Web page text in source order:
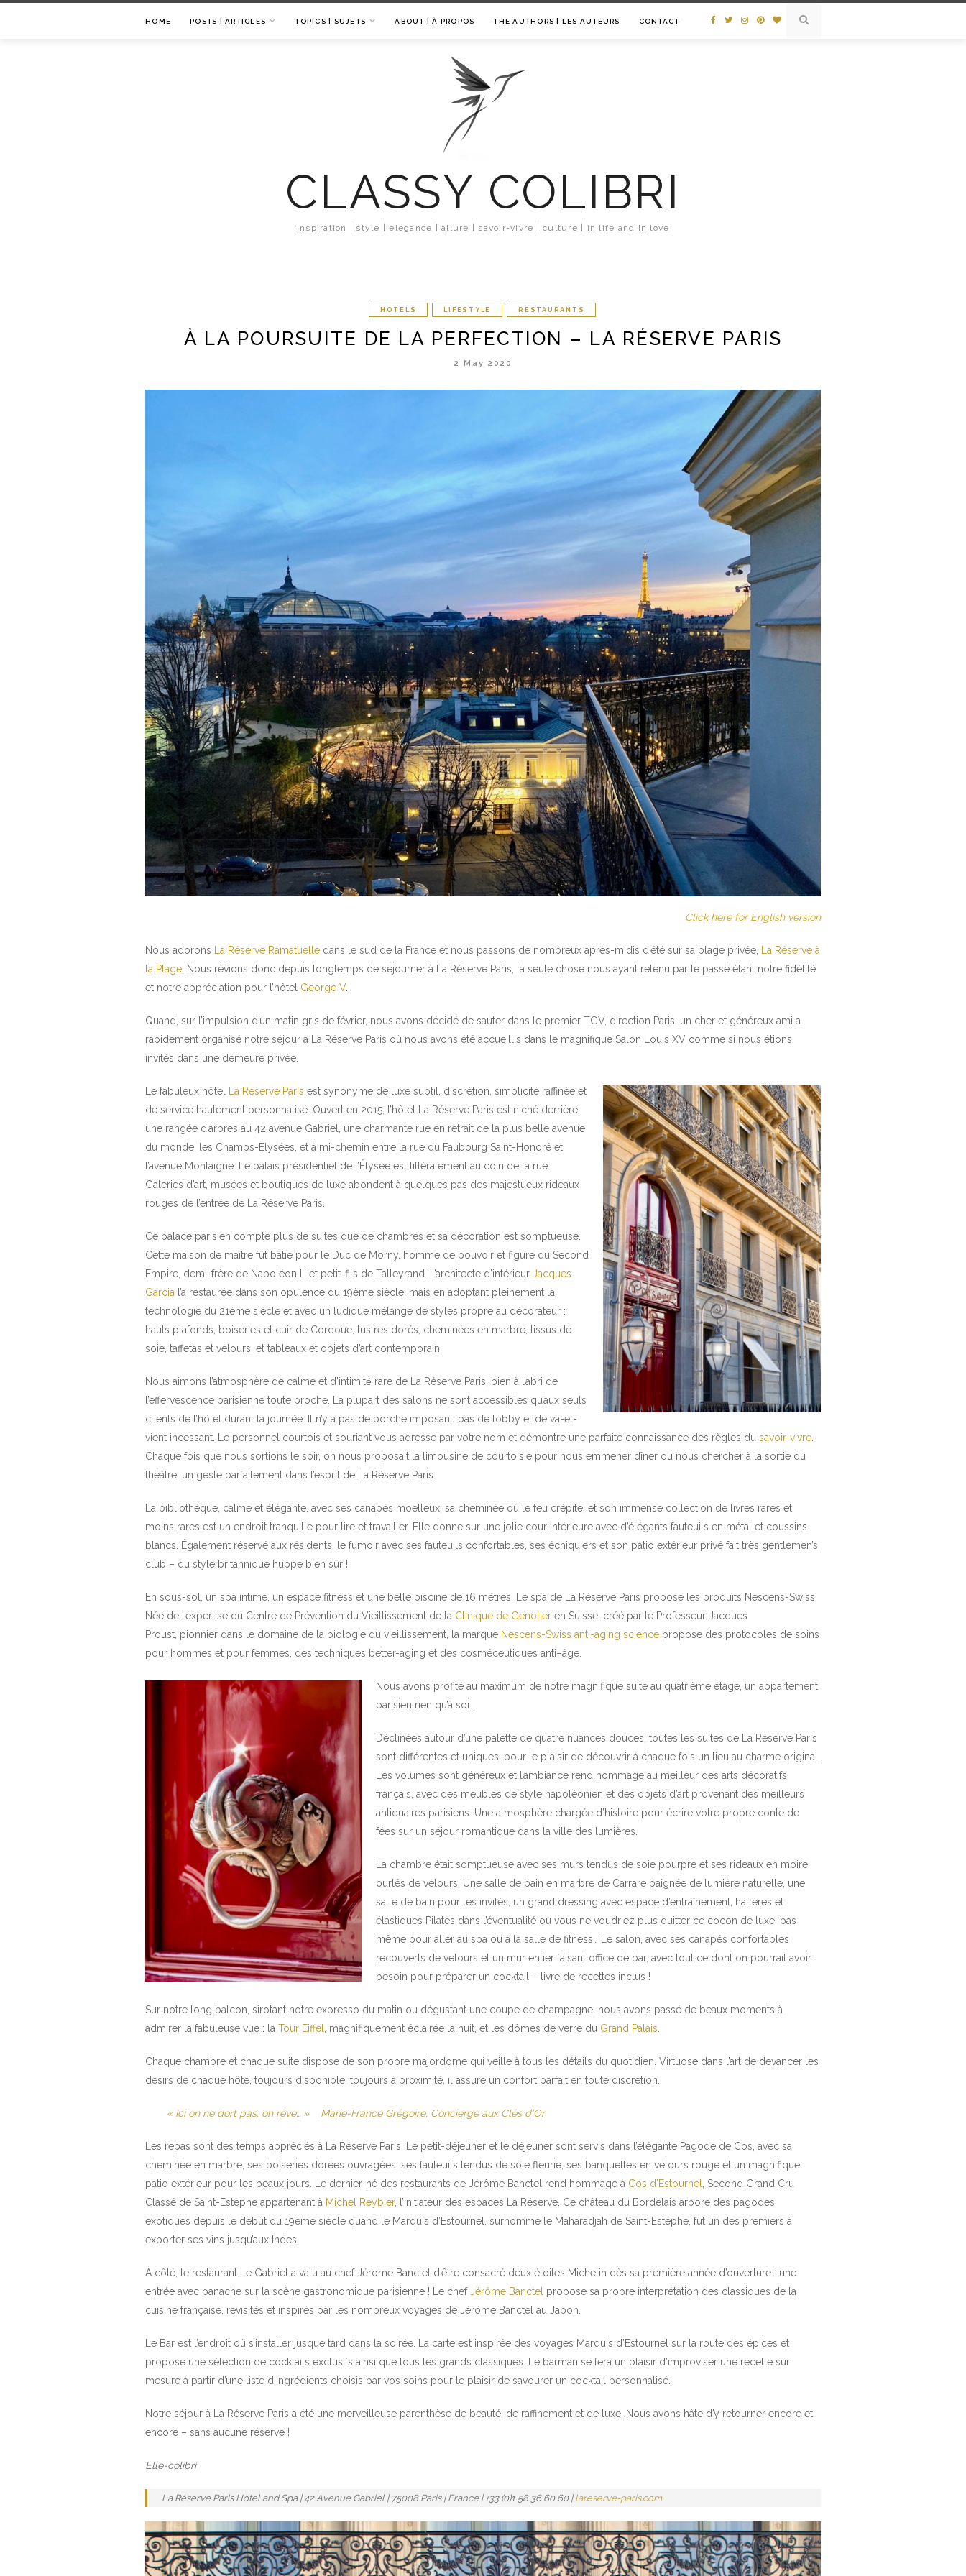
HOME POSTS | ARTICLES TOPICS | SUJETS ABOUT | À PROPOS THE AUTHORS | LES AUTEURS CONTACT
CLASSY COLIBRI
inspiration | style | elegance | allure | savoir-vivre | culture | in life and in love
HOTELS LIFESTYLE RESTAURANTS
À LA POURSUITE DE LA PERFECTION – LA RÉSERVE PARIS
2 May 2020
Click here for English version
Nous adorons La Réserve Ramatuelle dans le sud de la France et nous passons de nombreux après-midis d’été sur sa plage privée,
La Réserve à
la Plage . Nous rèvions donc depuis longtemps de séjourner à La Réserve Paris, la seule chose nous ayant retenu par le passé étant notre fidélité
et notre appréciation pour l’hôtel George V.
Quand, sur l’impulsion d’un matin gris de février, nous avons décidé de sauter dans le premier TGV, direction Paris, un cher et généreux ami a
rapidement organisé notre séjour à La Réserve Paris où nous avons été accueillis dans le magnifique Salon Louis XV comme si nous étions
invités dans une demeure privée.
Le fabuleux hôtel La Réserve Paris est synonyme de luxe subtil, discrétion, simplicité raffinée et
de service hautement personnalisé. Ouvert en 2015, l’hôtel La Réserve Paris est niché derrière
une rangée d’arbres au 42 avenue Gabriel, une charmante rue en retrait de la plus belle avenue
du monde, les Champs-Élysées, et à mi-chemin entre la rue du Faubourg Saint-Honoré et
l’avenue Montaigne. Le palais présidentiel de l’Élysée est littéralement au coin de la rue.
Galeries d’art, musées et boutiques de luxe abondent à quelques pas des majestueux rideaux
rouges de l’entrée de La Réserve Paris.
Ce palace parisien compte plus de suites que de chambres et sa décoration est somptueuse.
Cette maison de maître fût bâtie pour le Duc de Morny, homme de pouvoir et figure du Second
Empire, demi-frère de Napoléon III et petit-fils de Talleyrand. L’architecte d’intérieur Jacques
Garcia l’a restaurée dans son opulence du 19ème siècle, mais en adoptant pleinement la
technologie du 21ème siècle et avec un ludique mélange de styles propre au décorateur :
hauts plafonds, boiseries et cuir de Cordoue, lustres dorés, cheminées en marbre, tissus de
soie, taffetas et velours, et tableaux et objets d’art contemporain.
Nous aimons l’atmosphère de calme et d’intimité́ rare de La Réserve Paris, bien à l’abri de
l’effervescence parisienne toute proche. La plupart des salons ne sont accessibles qu’aux seuls
clients de l’hôtel durant la journée. Il n’y a pas de porche imposant, pas de lobby et de va-et-
vient incessant. Le personnel courtois et souriant vous adresse par votre nom et démontre une parfaite connaissance des règles du savoir-vivre
Chaque fois que nous sortions le soir, on nous proposait la limousine de courtoisie pour nous emmener dîner ou nous chercher à la sortie du
théâtre, un geste parfaitement dans l’esprit de La Réserve Paris.
La bibliothèque, calme et élégante, avec ses canapés moelleux, sa cheminée où le feu crépite, et son immense collection de livres rares et
moins rares est un endroit tranquille pour lire et travailler. Elle donne sur une jolie cour intérieure avec d’élégants fauteuils en métal et coussins
blancs. Également réservé aux résidents, le fumoir avec ses fauteuils confortables, ses échiquiers et son patio extérieur privé fait très gentlemen’s
club – du style britannique huppé bien sûr !
En sous-sol, un spa intime, un espace fitness et une belle piscine de 16 mètres. Le spa de La Réserve Paris propose les produits Nescens-Swiss.
Née de l’expertise du Centre de Prévention du Vieillissement de la Clinique de Genolier en Suisse, créé par le Professeur Jacques
Proust, pionnier dans le domaine de la biologie du vieillissement, la marque Nescens-Swiss anti-aging science propose des protocoles de soins
pour hommes et pour femmes, des techniques better-aging et des cosméceutiques anti–âge.
Nous avons profité au maximum de notre magnifique suite au quatrième étage, un appartement
parisien rien qu’à soi…
Déclinées autour d’une palette de quatre nuances douces, toutes les suites de La Réserve Paris
sont différentes et uniques, pour le plaisir de découvrir à chaque fois un lieu au charme original.
Les volumes sont généreux et l’ambiance rend hommage au meilleur des arts décoratifs
français, avec des meubles de style napoléonien et des objets d’art provenant des meilleurs
antiquaires parisiens. Une atmosphère chargée d’histoire pour écrire votre propre conte de
fées sur un séjour romantique dans la ville des lumières.
La chambre était somptueuse avec ses murs tendus de soie pourpre et ses rideaux en moire
ourlés de velours. Une salle de bain en marbre de Carrare baignée de lumière naturelle, une
salle de bain pour les invités, un grand dressing avec espace d’entraînement, haltères et
élastiques Pilates dans l’éventualité où vous ne voudriez plus quitter ce cocon de luxe, pas
même pour aller au spa ou à la salle de fitness… Le salon, avec ses canapés confortables
recouverts de velours et un mur entier faisant office de bar, avec tout ce dont on pourrait avoir
besoin pour préparer un cocktail – livre de recettes inclus !
Sur notre long balcon, sirotant notre expresso du matin ou dégustant une coupe de champagne, nous avons passé de beaux moments à
admirer la fabuleuse vue : la Tour Eiffel , magnifiquement éclairée la nuit, et les dômes de verre du Grand Palais
Chaque chambre et chaque suite dispose de son propre majordome qui veille à tous les détails du quotidien. Virtuose dans l’art de devancer les
désirs de chaque hôte, toujours disponible, toujours à proximité, il assure un confort parfait en toute discrétion.
« Ici on ne dort pas, on rêve… » Marie-France Grégoire, Concierge aux Clés d’Or
Les repas sont des temps appréciés à La Réserve Paris. Le petit-déjeuner et le déjeuner sont servis dans l’élégante Pagode de Cos, avec sa
cheminée en marbre, ses boiseries dorées ouvragées, ses fauteuils tendus de soie fleurie, ses banquettes en velours rouge et un magnifique
patio extérieur pour les beaux jours. Le dernier-né des restaurants de Jérôme Banctel rend hommage à Cos d’Estournel
, Second Grand Cru
Classé de Saint-Estèphe appartenant à Michel Reybier, l’initiateur des espaces La Réserve. Ce château du Bordelais arbore des pagodes
exotiques depuis le début du 19ème siècle quand le Marquis d’Estournel, surnommé le Maharadjah de Saint-Estèphe, fut un des premiers à
exporter ses vins jusqu’aux Indes.
A côté, le restaurant Le Gabriel a valu au chef Jérome Banctel d’être consacré deux étoiles Michelin dès sa première année d’ouverture : une
entrée avec panache sur la scène gastronomique parisienne ! Le chef Jérôme Banctel propose sa propre interprétation des classiques de la
cuisine française, revisités et inspirés par les nombreux voyages de Jérôme Banctel au Japon.
Le Bar est l’endroit où s’installer jusque tard dans la soirée. La carte est inspirée des voyages Marquis d’Estournel sur la route des épices et
propose une sélection de cocktails exclusifs ainsi que tous les grands classiques. Le barman se fera un plaisir d’improviser une recette sur
mesure à partir d’une liste d’ingrédients choisis par vos soins pour le plaisir de savourer un cocktail personnalisé.
Notre séjour à La Réserve Paris a été une merveilleuse parenthèse de beauté, de raffinement et de luxe. Nous avons hâte d’y retourner encore et
encore – sans aucune réserve !
Elle-colibri
La Réserve Paris Hotel and Spa | 42 Avenue Gabriel | 75008 Paris | France | +33 (0)1 58 36 60 60 |lareserve-paris.com